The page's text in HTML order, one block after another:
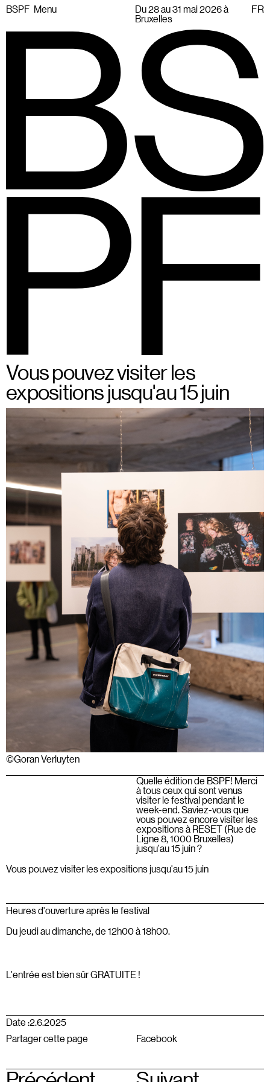
BSPF Menu Du 28 au 31 mai 2026 à
Bruxelles
FR
BSPF Du 28 au 31 mai 2026 à
Bruxelles
Vous pouvez visiter les
expositions jusqu'au 15 juin
©Goran Verluyten
Vous pouvez visiter les expositions jusqu'au 15 juin
Quelle édition de BSPF! Merci
à tous ceux qui sont venus
visiter le festival pendant le
week-end. Saviez-vous que
vous pouvez encore visiter les
expositions à RESET (Rue de
Ligne 8, 1000 Bruxelles)
jusqu'au 15 juin ?
Heures d'ouverture après le festival
Du jeudi au dimanche, de 12h00 à 18h00.
L'entrée est bien sûr GRATUITE !
Date :2.6.2025
Partager cette page
Facebook